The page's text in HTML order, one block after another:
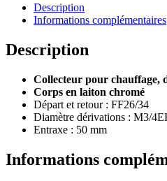
Description
Informations complémentaires
Description
Collecteur pour chauffage,
Corps en laiton chromé
Départ et retour : FF26/34
Diamètre dérivations : M3/
Entraxe : 50 mm
Informations